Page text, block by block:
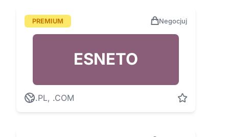
PREMIUM Negocjuj
ESNETO
.PL, .COM